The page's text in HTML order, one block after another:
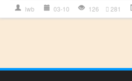
lwb 03-10 126 281